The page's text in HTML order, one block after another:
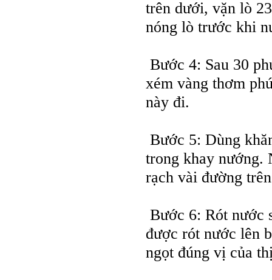
trên dưới, vặn lò
nóng lò trước khi
Bước 4: Sau 30
xém vàng thơm
này đi.
Bước 5: Dùng
trong khay nướng.
rạch vài đường
Bước 6: Rót nước
được rót nước lên
ngọt đúng vị của